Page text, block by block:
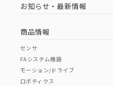
お知らせ・最新情報
商品情報
センサ
FAシステム機器
モーション/ドライブ
ロボティクス